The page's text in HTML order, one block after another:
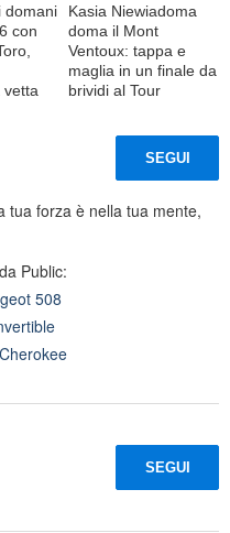
domani
con
vetta
Kasia Niewiadoma
doma il Mont
Ventoux: tappa e
maglia in un finale da
brividi al Tour
SEGUI
tua forza è nella tua mente,
Public:
508
SEGUI